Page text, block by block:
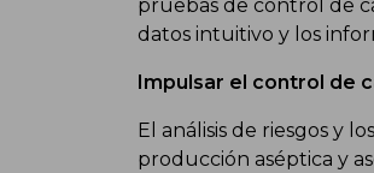
pruebas de control de
datos intuitivo y los
Impulsar el control de
El análisis de riesgos y
producción aséptica y